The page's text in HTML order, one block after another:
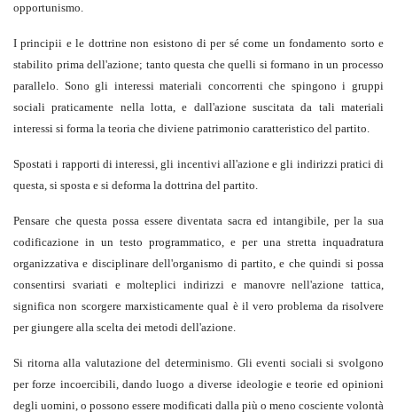
opportunismo.
I principii e le dottrine non esistono di per sé come un fondamento sorto e
stabilito prima dell'azione; tanto questa che quelli si formano in un processo
parallelo. Sono gli interessi materiali concorrenti che spingono i gruppi
sociali praticamente nella lotta, e dall'azione suscitata da tali materiali
interessi si forma la teoria che diviene patrimonio caratteristico del partito.
Spostati i rapporti di interessi, gli incentivi all'azione e gli indirizzi pratici di
questa, si sposta e si deforma la dottrina del partito.
Pensare che questa possa essere diventata sacra ed intangibile, per la sua
codificazione in un testo programmatico, e per una stretta inquadratura
organizzativa e disciplinare dell'organismo di partito, e che quindi si possa
consentirsi svariati e molteplici indirizzi e manovre nell'azione tattica,
significa non scorgere marxisticamente qual è il vero problema da risolvere
per giungere alla scelta dei metodi dell'azione.
Si ritorna alla valutazione del determinismo. Gli eventi sociali si svolgono
per forze incoercibili, dando luogo a diverse ideologie e teorie ed opinioni
degli uomini, o possono essere modificati dalla più o meno cosciente volontà